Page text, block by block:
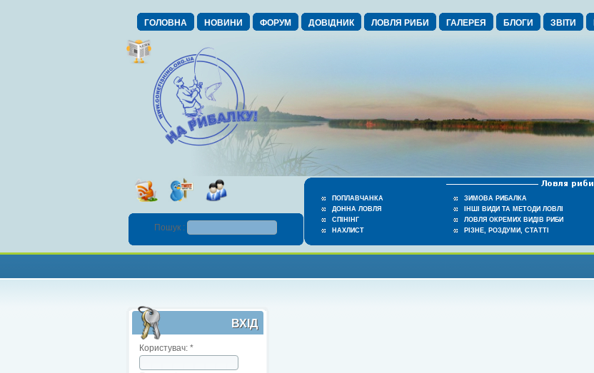
ГОЛОВНА НОВИНИ ФОРУМ ДОВІДНИК ЛОВЛЯ РИБИ ГАЛЕРЕЯ БЛОГИ ЗВІТИ
ПОПЛАВЧАНКА
ДОННА ЛОВЛЯ
СПІНІНГ
НАХЛИСТ
ЗИМОВА РИБАЛКА
ІНШІ ВИДИ ТА МЕТОДИ ЛОВЛІ
ЛОВЛЯ ОКРЕМИХ ВИДІВ РИБИ
РІЗНЕ, РОЗДУМИ, СТАТТІ
Пошук :
ВХІД
Користувач: *